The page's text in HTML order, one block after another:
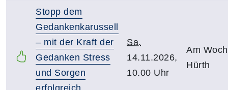
Stopp dem
Gedankenkarussell
– mit der Kraft der
Gedanken Stress
und Sorgen
erfolgreich
Sa.
14.11.2026,
10.00 Uhr
Am
Hürth